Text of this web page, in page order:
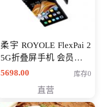
柔宇 ROYOLE FlexPai 2
5G折叠屏手机 会员专享
购买价格 4998元
5698.00 库存0
直营